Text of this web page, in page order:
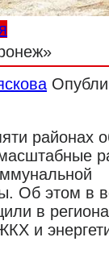
районах
Об этом в
в
и